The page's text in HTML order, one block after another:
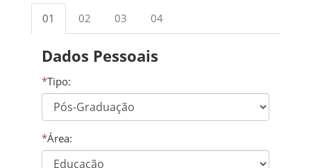
01 02 03 04
Dados Pessoais
*Tipo:
*Área: